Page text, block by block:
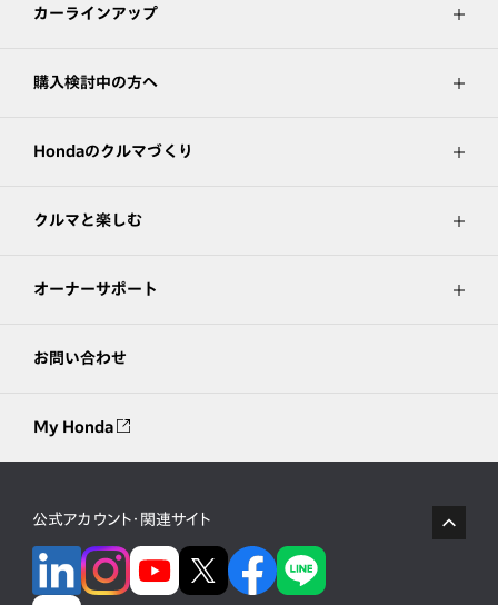
カーラインアップ
購入検討中の方へ
Hondaのクルマづくり
クルマと楽しむ
オーナーサポート
お問い合わせ
My Honda
公式アカウント・関連サイト